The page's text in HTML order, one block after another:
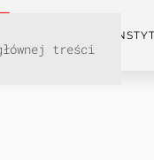
treści